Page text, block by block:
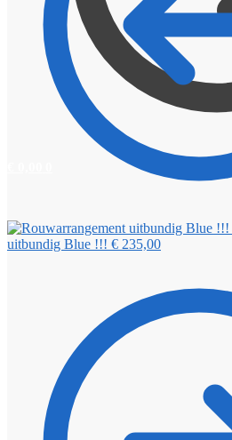
uitbundig Blue !!! € 235,00